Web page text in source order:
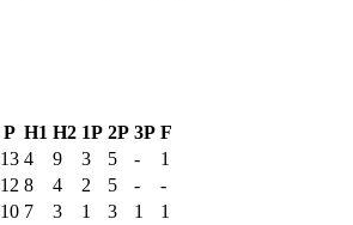
P H1 H2 1P 2P 3P F
13 4 9 3 5 - 1
12 8 4 2 5 - -
10 7 3 1 3 1 1